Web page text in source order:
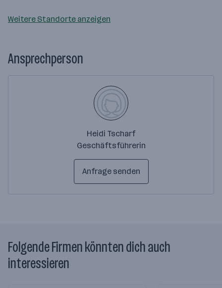
Weitere Standorte anzeigen
Ansprechperson
Heidi Tscharf
Geschäftsführerin
Anfrage senden
Folgende Firmen könnten dich auch
interessieren